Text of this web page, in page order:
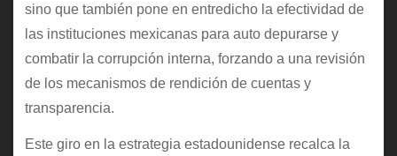
sino que también pone en entredicho la efectividad de
las instituciones mexicanas para auto depurarse y
combatir la corrupción interna, forzando a una revisión
de los mecanismos de rendición de cuentas y
transparencia.
Este giro en la estrategia estadounidense recalca la